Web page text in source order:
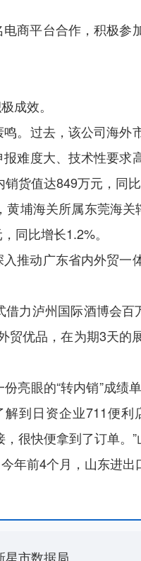
商平台合作，积极参
成效。
。过去，该公司海外
难度大、技术性要
货值达849万元，同比
埔海关所属东莞海关
同比增长1.2%。
推动广东省内外贸一
泸州国际酒博会百
优品，在为期3天
亮眼的“转内销”成绩
到日资企业711便
很快便拿到了订单。
前4个月，山东进出
星市数据局